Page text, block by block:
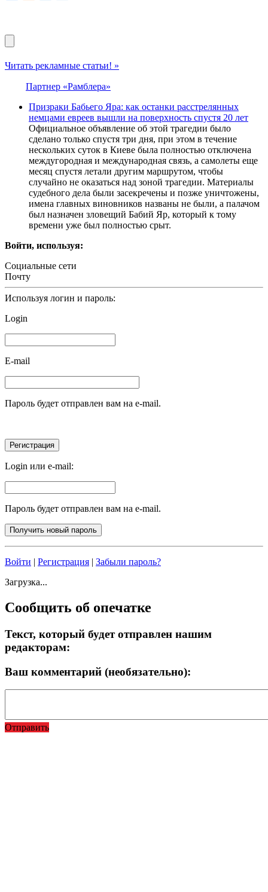
Читать рекламные статьи! »
Партнер «Рамблера»
Призраки Бабьего Яра: как останки расстрелянных
немцами евреев вышли на поверхность спустя 20 лет
Официальное объявление об этой трагедии было
сделано только спустя три дня, при этом в течение
нескольких суток в Киеве была полностью отключена
междугородная и международная связь, а самолеты еще
месяц спустя летали другим маршрутом, чтобы
случайно не оказаться над зоной трагедии. Материалы
судебного дела были засекречены и позже уничтожены,
имена главных виновников названы не были, а палачом
был назначен зловещий Бабий Яр, который к тому
времени уже был полностью срыт.
Войти, используя:
Социальные сети
Почту
Используя логин и пароль:
Login
E-mail
Пароль будет отправлен вам на e-mail.
Login или e-mail:
Пароль будет отправлен вам на e-mail.
Войти | Регистрация | Забыли пароль?
Загрузка...
Сообщить об опечатке
Текст, который будет отправлен нашим
редакторам:
Ваш комментарий (необязательно):
Отправить